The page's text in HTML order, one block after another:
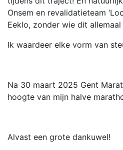
Onsem en revalidatieteam
Eeklo, zonder wie dit
Ik waardeer elke vorm van
Na 30 maart 2025 Gent
hoogte van mijn halve
Alvast een grote dankuwel!